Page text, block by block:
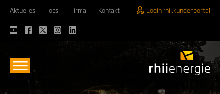
Aktuelles Jobs Firma Kontakt Login rhii.kundenportal